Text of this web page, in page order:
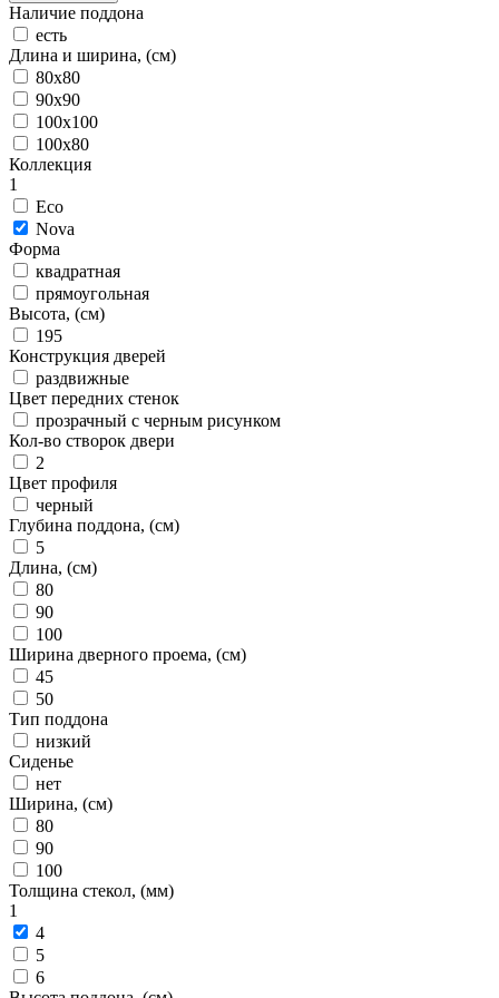
Наличие поддона
есть
Длина и ширина, (см)
80x80
90x90
100x100
100x80
Коллекция
1
Eco
Nova
Форма
квадратная
прямоугольная
Высота, (см)
195
Конструкция дверей
раздвижные
Цвет передних стенок
прозрачный с черным рисунком
Кол-во створок двери
2
Цвет профиля
черный
Глубина поддона, (см)
5
Длина, (см)
80
90
100
Ширина дверного проема, (см)
45
50
Тип поддона
низкий
Сиденье
нет
Ширина, (см)
80
90
100
Толщина стекол, (мм)
1
4
5
6